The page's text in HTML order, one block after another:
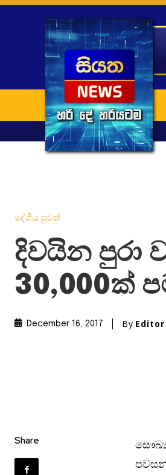
දේශීය පුවත්
දිවයින පුරා
30,000ක්
December 16, 2017 By Editor
Share